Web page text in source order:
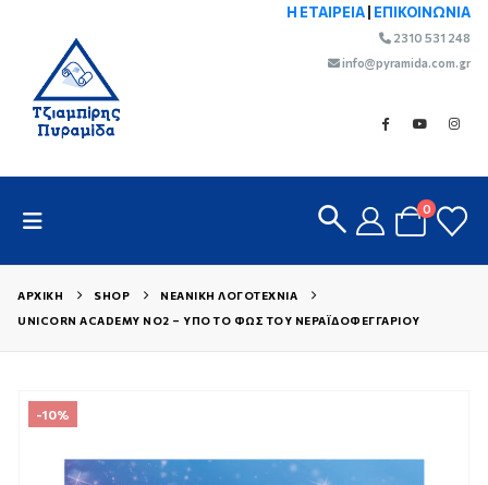
Η ΕΤΑΙΡΕΙΑ ΕΠΙΚΟΙΝΩΝΙΑ
2310 531 248
info@pyramida.com.gr
0
ΑΡΧΙΚΉ SHOP
ΝΕΑΝΙΚΉ ΛΟΓΟΤΕΧΝΊΑ
UNICORN ACADEMY NO2 – ΥΠΌ ΤΟ ΦΩΣ ΤΟΥ ΝΕΡΑΪΔΟΦΕΓΓΑΡΙΟΎ
-10%